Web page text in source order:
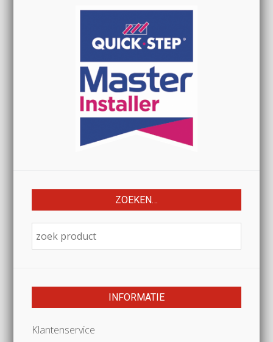
ZOEKEN…
INFORMATIE
Klantenservice